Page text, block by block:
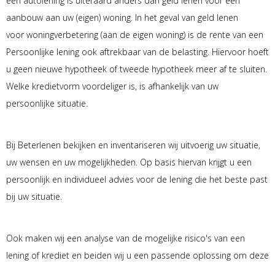
aanbouw aan uw (eigen) woning. In het geval van geld lenen
voor woningverbetering (aan de eigen woning) is de rente van een
Persoonlijke lening ook aftrekbaar van de belasting. Hiervoor hoeft
u geen nieuwe hypotheek of tweede hypotheek meer af te sluiten.
Welke kredietvorm voordeliger is, is afhankelijk van uw
persoonlijke situatie.
Bij Beterlenen bekijken en inventariseren wij uitvoerig uw situatie,
uw wensen en uw mogelijkheden. Op basis hiervan krijgt u een
persoonlijk en individueel advies voor de lening die het beste past
bij uw situatie.
Ook maken wij een analyse van de mogelijke risico's van een
lening of krediet en beiden wij u een passende oplossing om deze